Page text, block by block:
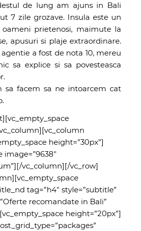
de lung am ajuns in Bali
7 zile grozave. Insula este un
prietenosi, maimute la
apusuri si plaje extraordinare.
a fost de nota 10, mereu
sa explice si sa povesteasca
sa facem sa ne intoarcem cat
height=”30px”]
image=”9638″
vc_column][/vc_row]
tag=”h4″ style=”subtitle”
recomandate in Bali”
height=”20px”]